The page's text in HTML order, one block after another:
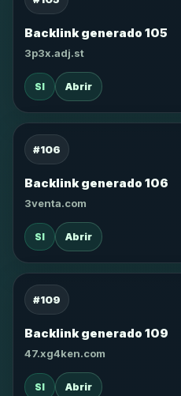
Backlink generado 105
3p3x.adj.st
SI Abrir
#106
Backlink generado 106
3venta.com
SI Abrir
#109
Backlink generado 109
47.xg4ken.com
SI Abrir